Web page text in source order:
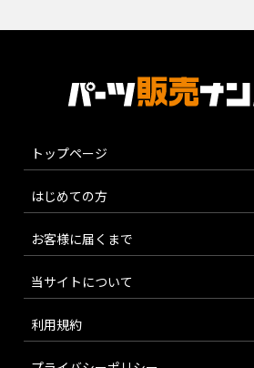
トップページ
はじめての方
お客様に届くまで
当サイトについて
利用規約